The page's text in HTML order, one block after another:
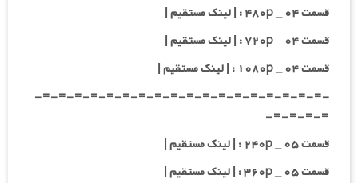
قسمت ۰۴ _ ۴۸۰p : | لینک مستقیم |
قسمت ۰۴ _ ۷۲۰p : | لینک مستقیم |
قسمت ۰۴ _ ۱۰۸۰p : | لینک مستقیم |
-=-=-=-=-=-=-=-=-=-=-=-=-=-=-=-=-=-=-
=-=-=-=-
قسمت ۰۵ _ ۲۴۰p : | لینک مستقیم |
قسمت ۰۵ _ ۳۶۰p : | لینک مستقیم |